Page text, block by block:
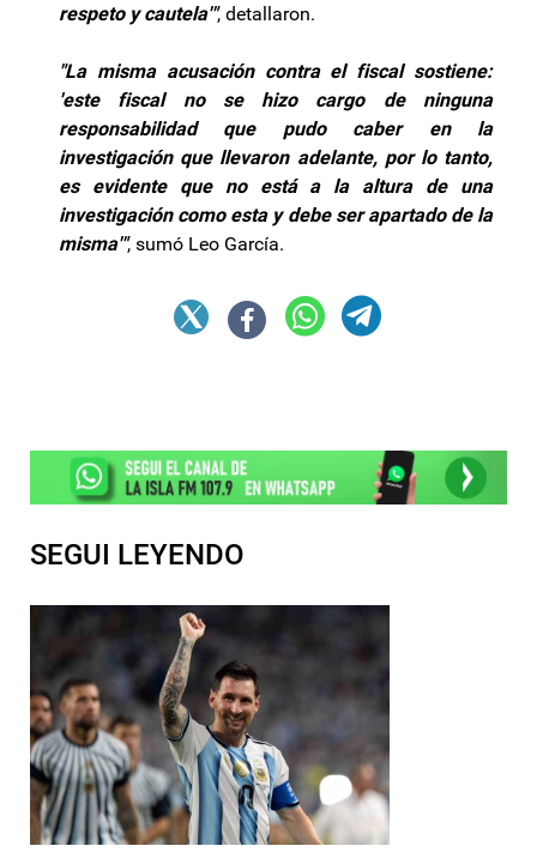
respeto y cautela'", detallaron.
"La misma acusación contra el fiscal sostiene:
'este fiscal no se hizo cargo de ninguna
responsabilidad que pudo caber en la
investigación que llevaron adelante, por lo tanto,
es evidente que no está a la altura de una
investigación como esta y debe ser apartado de la
misma'", sumó Leo García.
SEGUI LEYENDO